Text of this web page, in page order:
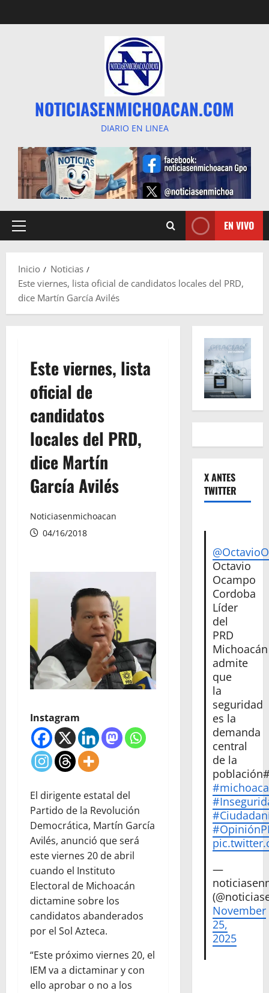
al
NOTICIASENMICHOACAN.COM
DIARIO EN LINEA
Menú
EN VIVO
Inicio
Noticias
Este viernes, lista oficial de candidatos locales del PRD,
dice Martín García Avilés
Este viernes, lista
oficial de
candidatos
locales del PRD,
dice Martín
García Avilés
Noticiasenmichoacan
04/16/2018
Instagram
El dirigente estatal del
Partido de la Revolución
Democrática, Martín García
Avilés, anunció que será
este viernes 20 de abril
cuando el Instituto
Electoral de Michoacán
dictamine sobre los
candidatos abanderados
por el Sol Azteca.
“Este próximo viernes 20, el
IEM va a dictaminar y con
ello aprobar o no a los
X ANTES
TWITTER
Octavio
Ocampo
Cordoba
Líder
del
PRD
Michoacán
admite
que
la
seguridad
es la
demanda
central
de la
—
November
25,
2025